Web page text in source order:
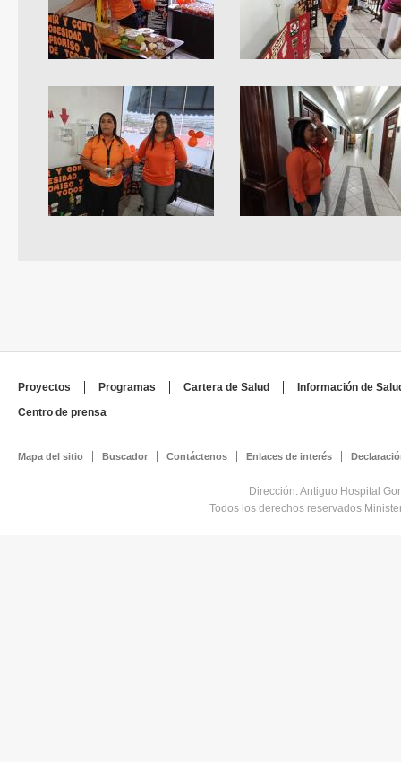
Proyectos Programas Cartera de Salud
Información de
Centro de prensa
Mapa del sitio Buscador Contáctenos Enlaces de interés
Dirección: Antiguo Hospital
Todos los derechos reservados